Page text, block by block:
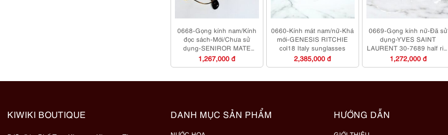
0668-Gọng kính nam/Kính
đọc sách-Mới/Chưa sử
dụng-SENIROR MATE
browline Japan eyeglasses
frame
1,267,000 đ
0660-Kính mát nam/nữ-Khá
mới-GENESIS RITCHIE
col18 Italy sunglasses
2,385,000 đ
0669-Gọng kính nữ-Đã sử
dụng-YVES SAINT
LAURENT 30-7689 half rim
eyeglasses frame
1,272,000 đ
KIWIKI BOUTIQUE DANH MỤC SẢN PHẨM HƯỚNG DẪN